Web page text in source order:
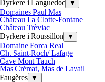
Dyrkere i Languedoc
▼
Domaines Paul Mas
Château La Clotte-Fontane
Château Trèviac
Dyrkere i Roussillon
▼
Domaine Forca Real
Ch. Saint-Roch/ Lafage
Cave Mont Tauch
Mas Crémat, Mas de Lavail
Faugères
▼